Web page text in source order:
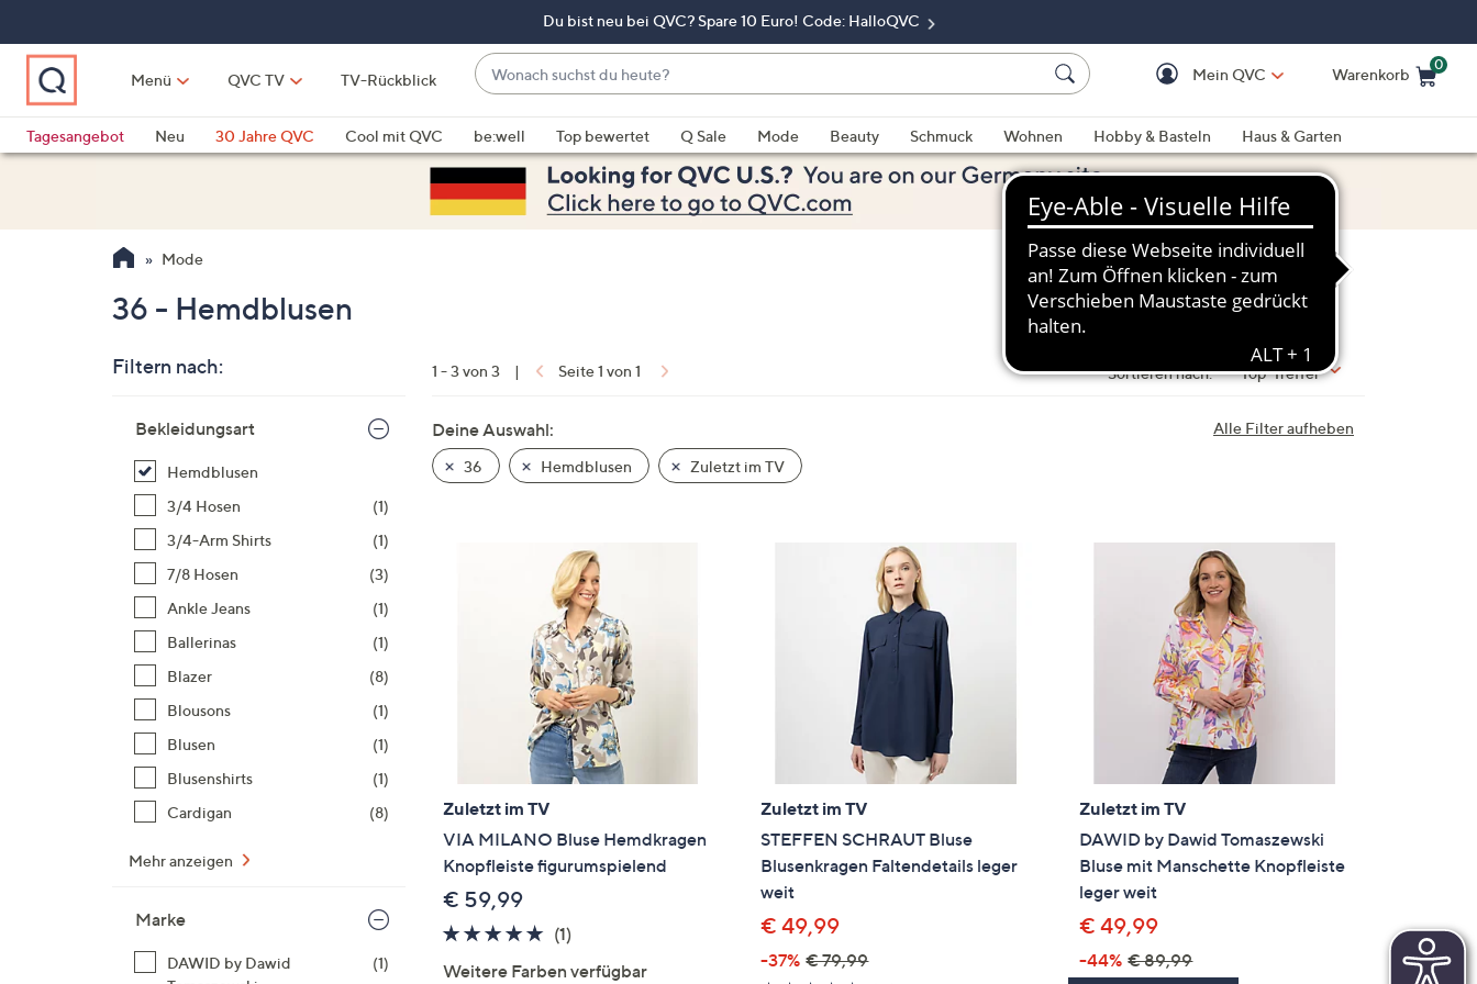
springen
Du bist neu bei QVC? Spare 10 Euro! Code: HalloQVC
Menü QVC TV TV-Rückblick
Wonach
suchst
du
heute?
Vorschläge
verfügbar
sind,
verwenden
und
unten
oder
wischen
anzuzeigen.
Mein QVC Warenkorb
0
Tagesangebot
Neu 30 Jahre QVC Cool mit QVC be:well Top bewertet Q Sale Mode Beauty Schmuck Wohnen Hobby & Basteln
Haus & Garten
Mode
36 - Hemdblusen
Filtern nach:
Produktliste
Bekleidungsart
Hemdblusen
3/4 Hosen
(1)
3/4-Arm Shirts
(1)
7/8 Hosen
(3)
Ankle Jeans
(1)
Ballerinas
(1)
Blazer
(8)
Blousons
(1)
Blusen
(1)
Blusenshirts
(1)
Cardigan
(8)
Mehr anzeigen
Marke
DAWID by Dawid
(1)
1 - 3 von 3 | Seite 1 von 1 Sortieren nach: Top-Treffer
Alle Filter aufheben
Deine Auswahl:
36 Hemdblusen Zuletzt im TV
Zuletzt im TV
VIA MILANO Bluse Hemdkragen
Knopfleiste figurumspielend
€ 59,99
5.0
(1)1
Weitere Farben verfügbar
Zuletzt im TV
STEFFEN SCHRAUT Bluse
Blusenkragen Faltendetails leger
weit
€ 49,99
-37% € 79,99
Zuletzt im TV
DAWID by Dawid Tomaszewski
Bluse mit Manschette Knopfleiste
leger weit
€ 49,99
-44% € 89,99